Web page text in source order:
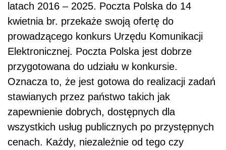
latach 2016 – 2025. Poczta Polska do 14
kwietnia br. przekaże swoją ofertę do
prowadzącego konkurs Urzędu Komunikacji
Elektronicznej. Poczta Polska jest dobrze
przygotowana do udziału w konkursie.
Oznacza to, że jest gotowa do realizacji zadań
stawianych przez państwo takich jak
zapewnienie dobrych, dostępnych dla
wszystkich usług publicznych po przystępnych
cenach. Każdy, niezależnie od tego czy